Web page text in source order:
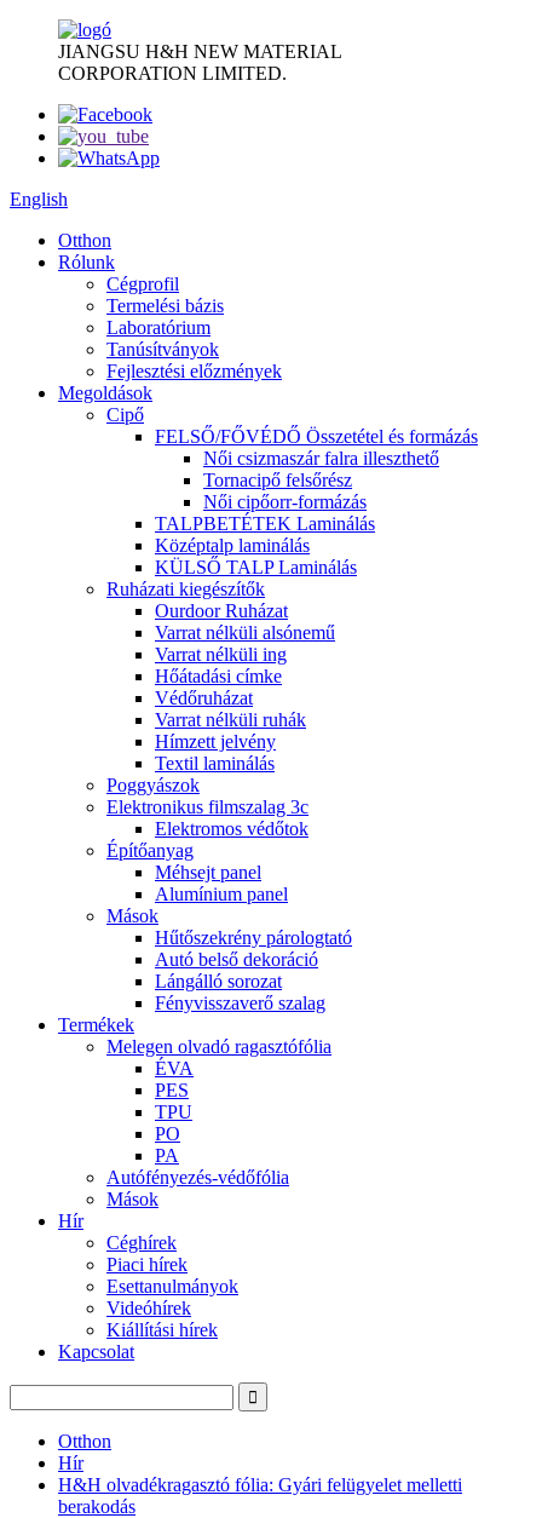
JIANGSU H&H NEW MATERIAL
CORPORATION LIMITED.
English
Otthon
Rólunk
Cégprofil
Termelési bázis
Laboratórium
Tanúsítványok
Fejlesztési előzmények
Megoldások
Cipő
FELSŐ/FŐVÉDŐ Összetétel és formázás
Női csizmaszár falra illeszthető
Tornacipő felsőrész
Női cipőorr-formázás
TALPBETÉTEK Laminálás
Középtalp laminálás
KÜLSŐ TALP Laminálás
Ruházati kiegészítők
Ourdoor Ruházat
Varrat nélküli alsónemű
Varrat nélküli ing
Hőátadási címke
Védőruházat
Varrat nélküli ruhák
Hímzett jelvény
Textil laminálás
Poggyászok
Elektronikus filmszalag 3c
Elektromos védőtok
Építőanyag
Méhsejt panel
Alumínium panel
Mások
Hűtőszekrény párologtató
Autó belső dekoráció
Lángálló sorozat
Fényvisszaverő szalag
Termékek
Melegen olvadó ragasztófólia
ÉVA
PES
TPU
PO
PA
Autófényezés-védőfólia
Mások
Hír
Céghírek
Piaci hírek
Esettanulmányok
Videóhírek
Kiállítási hírek
Kapcsolat
Otthon
Hír
H&H olvadékragasztó fólia: Gyári felügyelet melletti
berakodás